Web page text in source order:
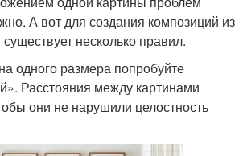
А вот для создания композиций из
существует несколько правил.
одного размера попробуйте
Расстояния между картинами
они не нарушили целостность